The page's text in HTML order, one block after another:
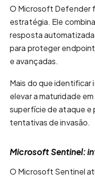
O Microsoft Defender
estratégia. Ele
resposta
para proteger
e avançadas.
Mais do que identificar
elevar a maturidade
superfície de ataque e
tentativas de invasão.
Microsoft Sentinel:
O Microsoft Sentinel